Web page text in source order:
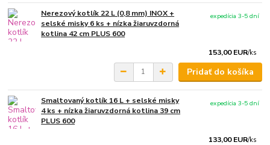
Nerezový kotlík 22 L (0,8 mm) INOX +
selské misky 6 ks + nízka žiaruvzdorná
kotlina 42 cm PLUS 600
153,00 EUR/ks
expedícia 3-5 dní
Pridať do košíka
Smaltovaný kotlík 16 L + selské misky
4 ks + nízka žiaruvzdorná kotlina 39 cm
PLUS 600
133,00 EUR/ks
expedícia 3-5 dní